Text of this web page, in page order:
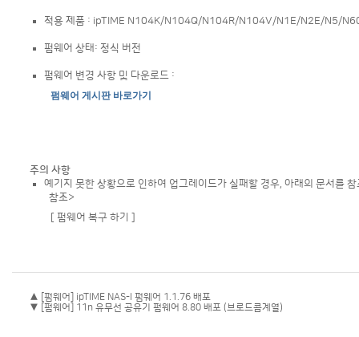
적용 제품 : ipTIME N104K/N104Q/N104R/N104V/N1E/N2E/N5/
펌웨어 상태: 정식 버전
펌웨어 변경 사항 및 다운로드 :
펌웨어 게시판 바로가기
주의 사항
예기지 못한 상황으로 인하여 업그레이드가 실패할 경우, 아래의 문서를
참조>
[ 펌웨어 복구 하기 ]
▲ [펌웨어] ipTIME NAS-I 펌웨어 1.1.76 배포
▼ [펌웨어] 11n 유무선 공유기 펌웨어 8.80 배포 (브로드콤계열)